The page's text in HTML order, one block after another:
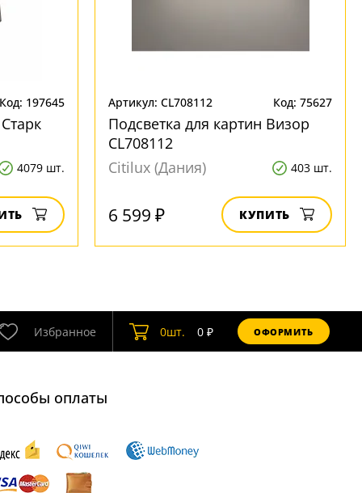
Код: 197645
4079 шт.
Артикул: CL708112 Код: 75627
Подсветка для картин Визор
CL708112
Citilux (Дания)
403 шт.
6 599 ₽ КУПИТЬ
Избранное 0шт. 0₽ ОФОРМИТЬ
оплаты